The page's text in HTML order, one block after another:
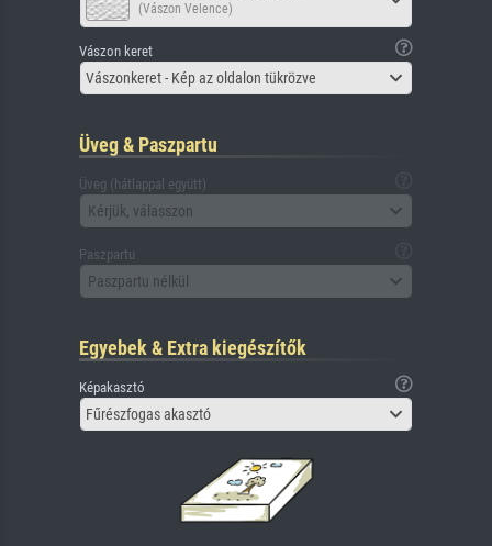
(Vászon Velence)
Vászon keret
Vászonkeret - Kép az oldalon tükrözve
Üveg & Paszpartu
Üveg (hátlappal együtt)
Kérjük, válasszon
Paszpartu
Paszpartu nélkül
Egyebek & Extra kiegészítők
Képakasztó
Fűrészfogas akasztó